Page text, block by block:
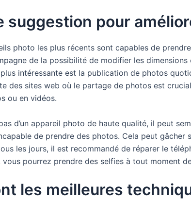
suggestion pour
photo les plus récents sont capables de
de la possibilité de modifier les
intéressante est la publication de photos
des sites web où le partage de photos est
ou en vidéos.
d’un appareil photo de haute qualité, il peut
de prendre des photos. Cela peut
les jours, il est recommandé de réparer le
pourrez prendre des selfies à tout moment
les meilleures